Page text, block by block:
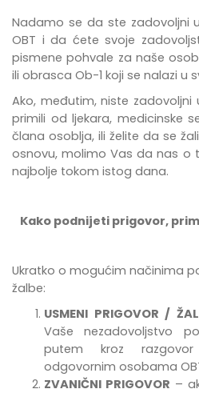
Nadamo se da ste zadovoljni
OBT i da ćete svoje
pismene pohvale za naše
ili obrasca Ob-1 koji se nalazi u
Ako, međutim, niste zadovoljni
primili od ljekara, medicinske
člana osoblja, ili želite da se
osnovu, molimo Vas da nas o
najbolje tokom istog dana.
Kako podnijeti prigovor,
Ukratko o mogućim načinima
žalbe:
USMENI PRIGOVOR /
Vaše nezadovoljstvo
putem kroz
odgovornim osobama
ZVANIČNI PRIGOVOR –